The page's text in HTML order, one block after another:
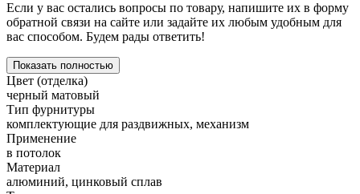
Если у вас остались вопросы по товару, напишите их в форму
обратной связи на сайте или задайте их любым удобным для
вас способом. Будем рады ответить!
Показать полностью
Цвет (отделка)
черный матовый
Тип фурнитуры
комплектующие для раздвижных, механизм
Применение
в потолок
Материал
алюминий, цинковый сплав